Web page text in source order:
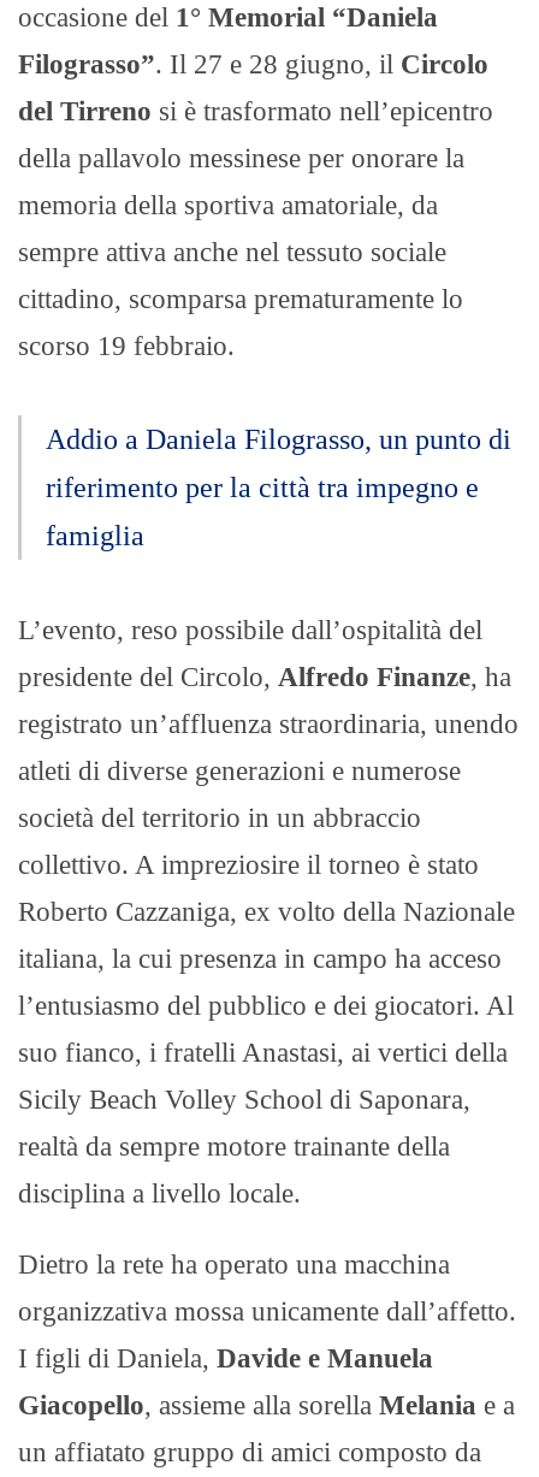
occasione del 1° Memorial “Daniela
Filograsso”. Il 27 e 28 giugno, il Circolo
del Tirreno si è trasformato nell’epicentro
della pallavolo messinese per onorare la
memoria della sportiva amatoriale, da
sempre attiva anche nel tessuto sociale
cittadino, scomparsa prematuramente lo
scorso 19 febbraio.
Addio a Daniela Filograsso, un punto di
riferimento per la città tra impegno e
famiglia
L’evento, reso possibile dall’ospitalità del
presidente del Circolo, Alfredo Finanze, ha
registrato un’affluenza straordinaria, unendo
atleti di diverse generazioni e numerose
società del territorio in un abbraccio
collettivo. A impreziosire il torneo è stato
Roberto Cazzaniga, ex volto della Nazionale
italiana, la cui presenza in campo ha acceso
l’entusiasmo del pubblico e dei giocatori. Al
suo fianco, i fratelli Anastasi, ai vertici della
Sicily Beach Volley School di Saponara,
realtà da sempre motore trainante della
disciplina a livello locale.
Dietro la rete ha operato una macchina
organizzativa mossa unicamente dall’affetto.
I figli di Daniela, Davide e Manuela
Giacopello, assieme alla sorella Melania e a
un affiatato gruppo di amici composto da